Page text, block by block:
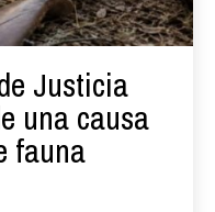
Justicia
una causa
fauna